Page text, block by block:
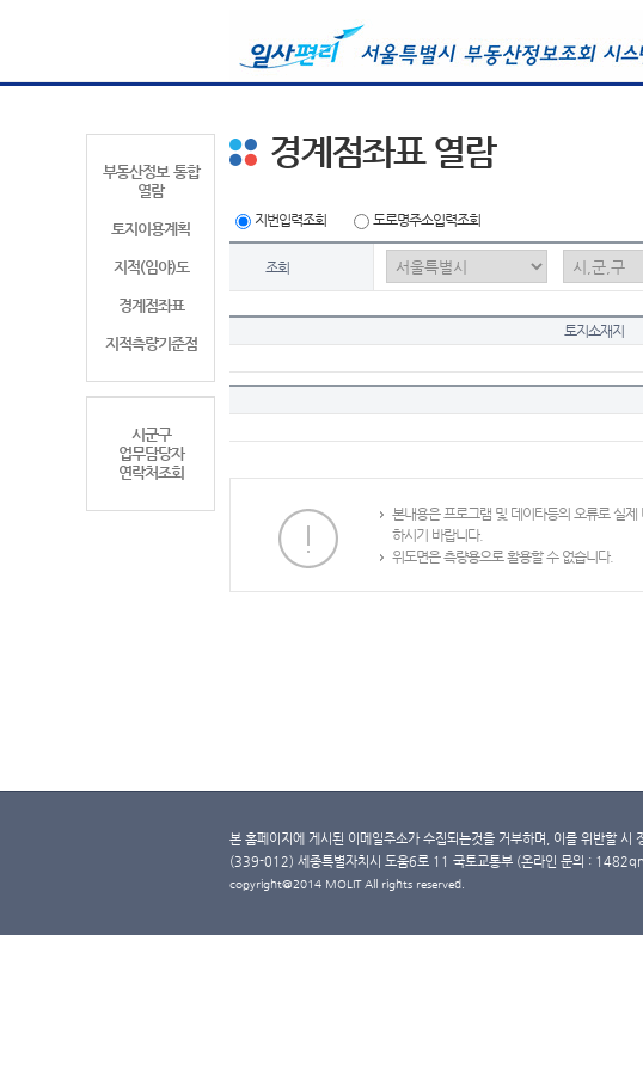
부동산정보 통합
열람
토지이용계획
지적(임야)도
경계점좌표
지적측량기준점
시군구
업무담당자
연락처조회
경계점좌표 열람
지번입력조회 도로명주소입력조회
조회
토지소재지
본내용은 프로그램 및 데이타등의 오류로 실
하시기 바랍니다.
위도면은 측량용으로 활용할 수 없습니다.
본 홈페이지에 게시된 이메일주소가 수집되는것을 거부하며, 이를 위반할 시
(339-012) 세종특별자치시 도움6로 11 국토교통부 (온라인 문의 :
copyright@2014 MOLIT All rights reserved.